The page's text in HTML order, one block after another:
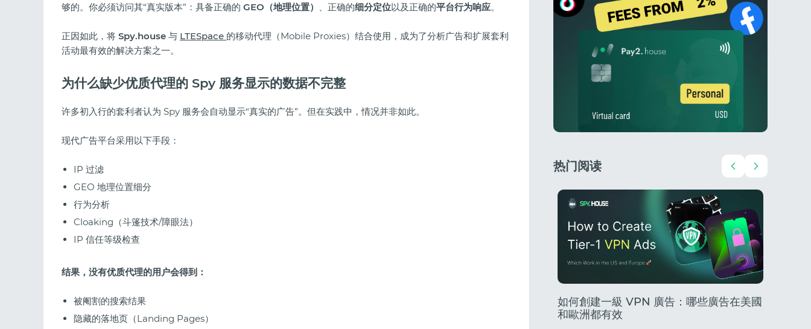
够的。你必须访问其“真实版本”：具备正确的 GEO（地理位置） 、正确的细分定位以及正确的平台行为响应。
正因如此，将 Spy.house 与 LTESpace 的移动代理（Mobile Proxies）结合使用，成为了分析广告和扩展套利
活动最有效的解决方案之一。
为什么缺少优质代理的 Spy 服务显示的数据不完整
许多初入行的套利者认为 Spy 服务会自动显示“真实的广告”。但在实践中，情况并非如此。
现代广告平台采用以下手段：
IP 过滤
GEO 地理位置细分
行为分析
Cloaking（斗篷技术/障眼法）
IP 信任等级检查
结果，没有优质代理的用户会得到：
被阉割的搜索结果
隐藏的落地页（Landing Pages）
热门阅读
如何創建一級 VPN 廣告：哪些廣告在美國
和歐洲都有效